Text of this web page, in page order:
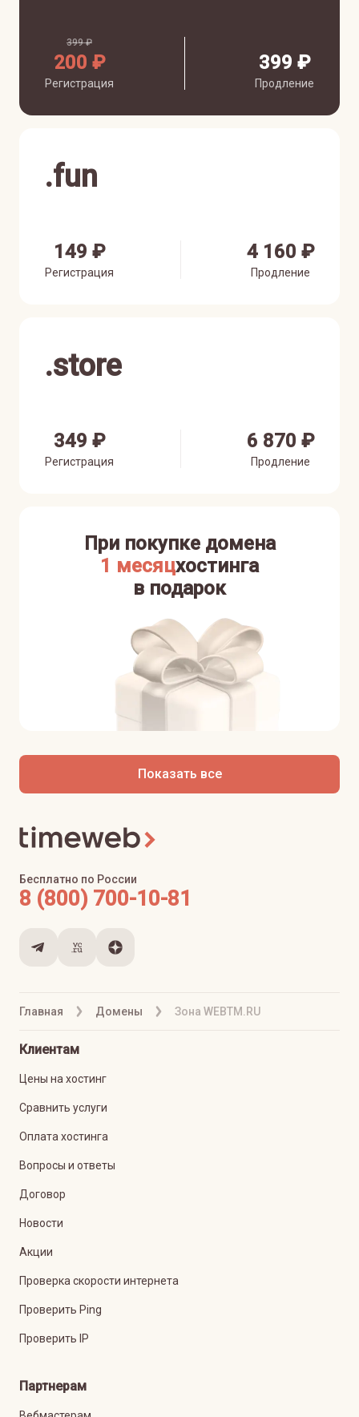
399 ₽
200 ₽
Регистрация
399 ₽
Продление
.fun
149 ₽
Регистрация
4 160 ₽
Продление
.store
349 ₽
Регистрация
6 870 ₽
Продление
При покупке домена
1 месяцхостинга
в подарок
Показать все
Главная Домены Зона WEBTM.RU
Бесплатно по России
8 (800) 700-10-81
Клиентам
Цены на хостинг
Сравнить услуги
Оплата хостинга
Вопросы и ответы
Договор
Новости
Акции
Проверка скорости интернета
Проверить Ping
Проверить IP
Партнерам